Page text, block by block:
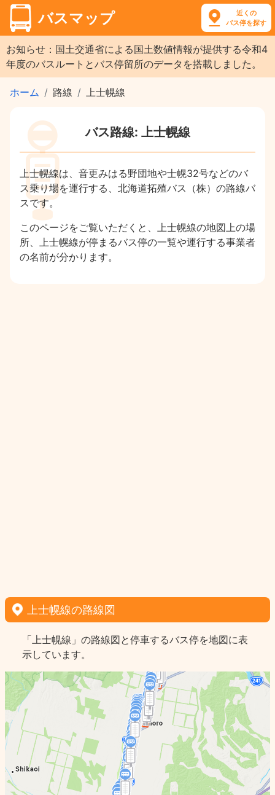
バスマップ
近くの
バス停を探す
お知らせ：国土交通省による国土数値情報が提供する令和4
年度のバスルートとバス停留所のデータを搭載しました。
ホーム 路線 上士幌線
バス路線: 上士幌線
上士幌線は、音更みはる野団地や士幌32号などのバ
ス乗り場を運行する、北海道拓殖バス（株）の路線バ
スです。
このページをご覧いただくと、上士幌線の地図上の場
所、上士幌線が停まるバス停の一覧や運行する事業者
の名前が分かります。
上士幌線の路線図
「上士幌線」の路線図と停車するバス停を地図に表
示しています。